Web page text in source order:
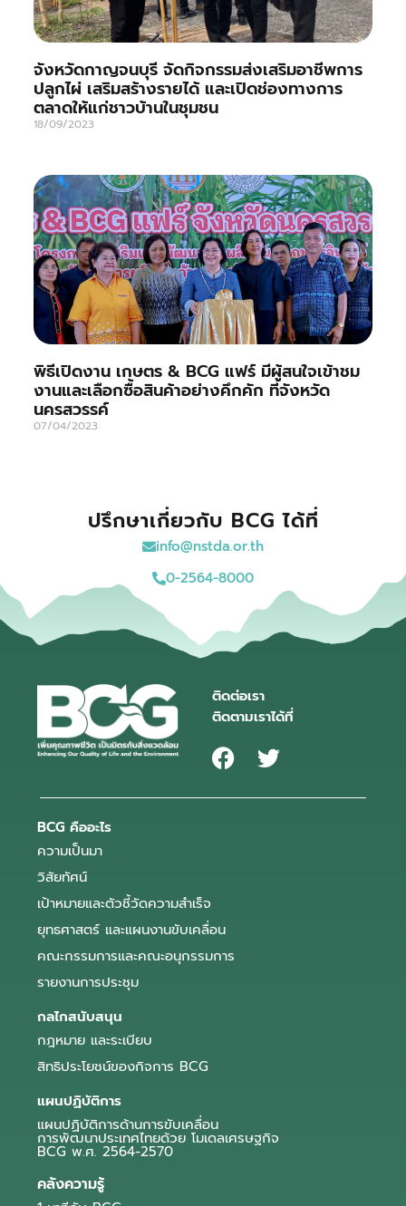
จังหวัดกาญจนบุรี จัดกิจกรรมส่งเสริมอาชีพการ
ปลูกไผ่ เสริมสร้างรายได้ และเปิดช่องทางการ
ตลาดให้แก่ชาวบ้านในชุมชน
18/09/2023
พิธีเปิดงาน เกษตร & BCG แฟร์ มีผู้สนใจเข้าชม
งานและเลือกซื้อสินค้าอย่างคึกคัก ที่จังหวัด
นครสวรรค์
07/04/2023
ปรึกษาเกี่ยวกับ BCG ได้ที่
info@nstda.or.th
0-2564-8000
ติดต่อเรา
ติดตามเราได้ที่
BCG คืออะไร
ความเป็นมา
วิสัยทัศน์
เป้าหมายและตัวชี้วัดความสำเร็จ
ยุทธศาสตร์ และแผนงานขับเคลื่อน
คณะกรรมการและคณะอนุกรรมการ
รายงานการประชุม
กลไกสนับสนุน
กฎหมาย และระเบียบ
สิทธิประโยชน์ของกิจการ BCG
แผนปฏิบัติการ
แผนปฏิบัติการด้านการขับเคลื่อน
การพัฒนาประเทศไทยด้วย โมเดลเศรษฐกิจ
BCG พ.ศ. 2564-2570
คลังความรู้